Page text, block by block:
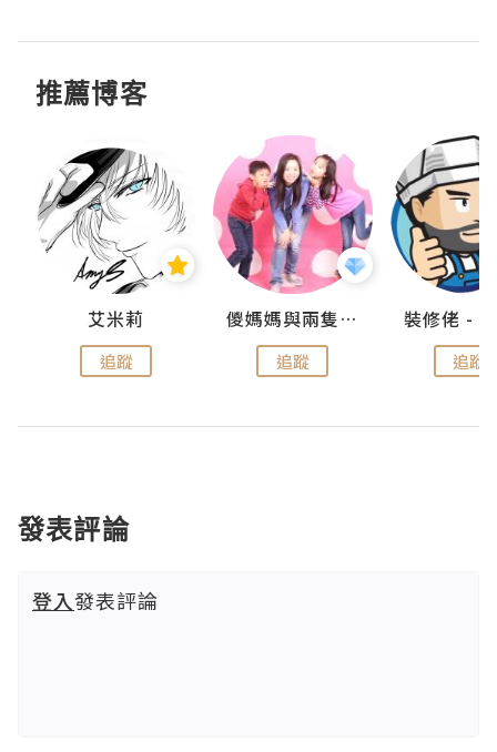
推薦博客
艾米莉
追蹤
儍媽媽與兩隻小魔怪之家
追蹤 追蹤
發表評論
登入發表評論